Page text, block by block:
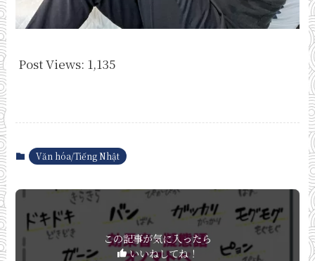
Post Views: 1,135
Văn hóa/Tiếng Nhật
この記事が気に入ったら
いいねしてね！